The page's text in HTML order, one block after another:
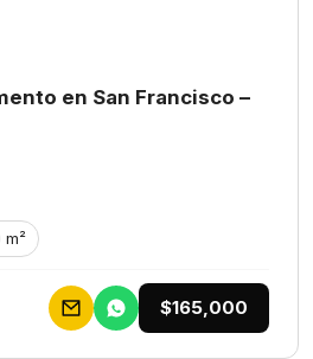
en San Francisco –
m²
$165,000